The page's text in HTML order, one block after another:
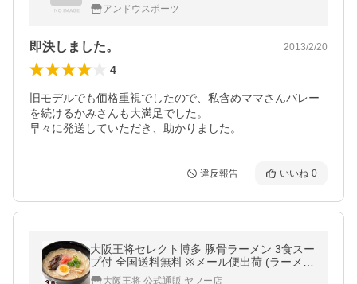
アンドウスポーツ
即決しました。 2013/2/20
4
旧モデルでも価格重視でしたので、私含めママさんバレー
を続けるかみさんも大満足でした。
早々に発送していただき、助かりました。
違反報告 いいね 0
大阪王将セレクト博多 豚骨ラーメン 3食スー
プ付 全国送料無料 ※メール便出荷 (ラーメン
ご当地 ポイント消化 博多 豚骨) 1000円ぽっ
大阪王将 公式通販 ヤフー店